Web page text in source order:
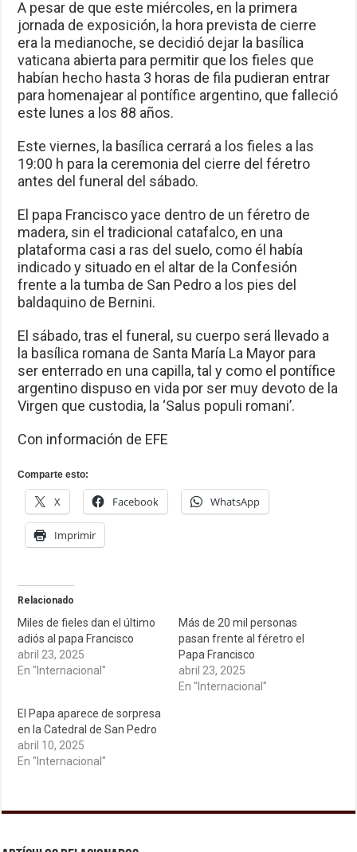
A pesar de que este miércoles, en la primera
jornada de exposición, la hora prevista de cierre
era la medianoche, se decidió dejar la basílica
vaticana abierta para permitir que los fieles que
habían hecho hasta 3 horas de fila pudieran entrar
para homenajear al pontífice argentino, que falleció
este lunes a los 88 años.
Este viernes, la basílica cerrará a los fieles a las
19:00 h para la ceremonia del cierre del féretro
antes del funeral del sábado.
El papa Francisco yace dentro de un féretro de
madera, sin el tradicional catafalco, en una
plataforma casi a ras del suelo, como él había
indicado y situado en el altar de la Confesión
frente a la tumba de San Pedro a los pies del
baldaquino de Bernini.
El sábado, tras el funeral, su cuerpo será llevado a
la basílica romana de Santa María La Mayor para
ser enterrado en una capilla, tal y como el pontífice
argentino dispuso en vida por ser muy devoto de la
Virgen que custodia, la ‘Salus populi romani’.
Con información de EFE
Comparte esto:
X Facebook WhatsApp
Imprimir
Relacionado
Miles de fieles dan el último
adiós al papa Francisco
abril 23, 2025
En "Internacional"
Más de 20 mil personas
pasan frente al féretro el
Papa Francisco
abril 23, 2025
En "Internacional"
El Papa aparece de sorpresa
en la Catedral de San Pedro
abril 10, 2025
En "Internacional"